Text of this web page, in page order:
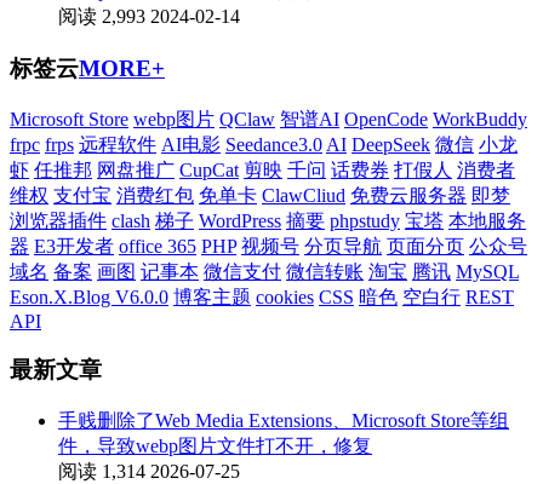
阅读 2,993 2024-02-14
标签云MORE+
Microsoft Store webp图片 QClaw 智谱AI OpenCode WorkBuddy
frpc frps 远程软件 AI电影 Seedance3.0 AI DeepSeek 微信 小龙
虾 任推邦 网盘推广 CupCat 剪映 千问 话费券 打假人 消费者
维权 支付宝 消费红包 免单卡 ClawCliud 免费云服务器 即梦
浏览器插件 clash 梯子 WordPress 摘要 phpstudy 宝塔 本地服务
器 E3开发者 office 365 PHP 视频号 分页导航 页面分页 公众号
域名 备案 画图 记事本 微信支付 微信转账 淘宝 腾讯 MySQL
Eson.X.Blog V6.0.0 博客主题 cookies CSS 暗色 空白行 REST
API
最新文章
手贱删除了Web Media Extensions、Microsoft Store等组
件，导致webp图片文件打不开，修复
阅读 1,314 2026-07-25